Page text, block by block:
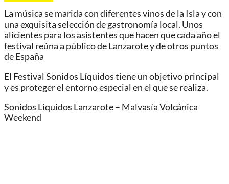
La música se marida con diferentes vinos de la Isla y con
una exquisita selección de gastronomía local. Unos
alicientes para los asistentes que hacen que cada año el
festival reúna a público de Lanzarote y de otros puntos
de España
El Festival Sonidos Líquidos tiene un objetivo principal
y es proteger el entorno especial en el que se realiza.
Sonidos Líquidos Lanzarote – Malvasía Volcánica
Weekend